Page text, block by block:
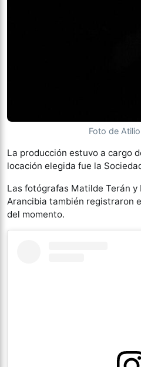
Foto de
La producción estuvo a cargo
locación elegida fue la
Las fotógrafas Matilde Terán y
Arancibia también registraron
del momento.